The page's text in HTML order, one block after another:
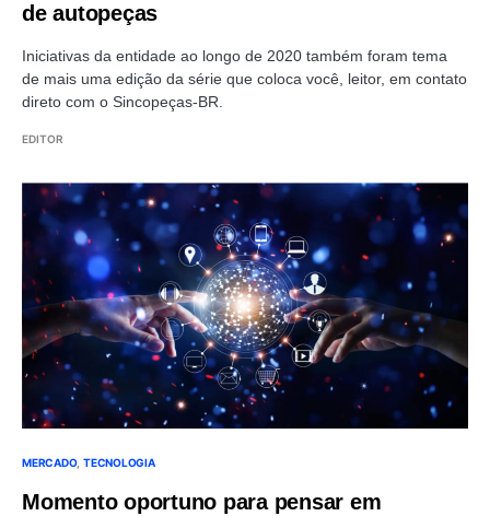
de autopeças
Iniciativas da entidade ao longo de 2020 também foram tema
de mais uma edição da série que coloca você, leitor, em contato
direto com o Sincopeças-BR.
EDITOR
MERCADO TECNOLOGIA
Momento oportuno para pensar em